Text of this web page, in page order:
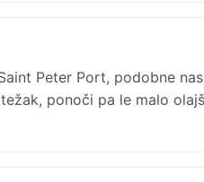
Peter Port, podobne
ponoči pa le malo